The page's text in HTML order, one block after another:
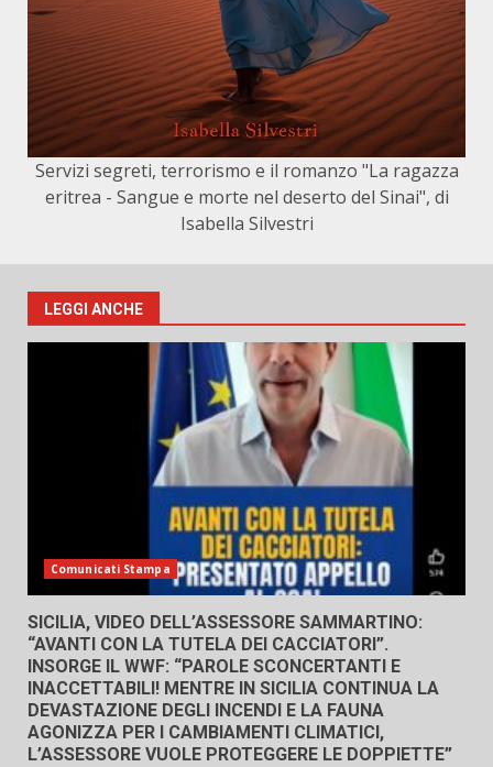
Servizi segreti, terrorismo e il romanzo "La ragazza
eritrea - Sangue e morte nel deserto del Sinai", di
Isabella Silvestri
LEGGI ANCHE
Comunicati Stampa
SICILIA, VIDEO DELL’ASSESSORE SAMMARTINO:
“AVANTI CON LA TUTELA DEI CACCIATORI”.
INSORGE IL WWF: “PAROLE SCONCERTANTI E
INACCETTABILI! MENTRE IN SICILIA CONTINUA LA
DEVASTAZIONE DEGLI INCENDI E LA FAUNA
AGONIZZA PER I CAMBIAMENTI CLIMATICI,
L’ASSESSORE VUOLE PROTEGGERE LE DOPPIETTE”